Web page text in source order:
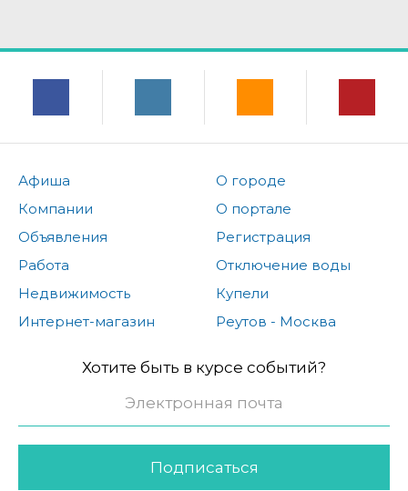
Афиша
Компании
Объявления
Работа
Недвижимость
Интернет-магазин
О городе
О портале
Регистрация
Отключение воды
Купели
Реутов - Москва
Хотите быть в курсе событий?
Подписаться